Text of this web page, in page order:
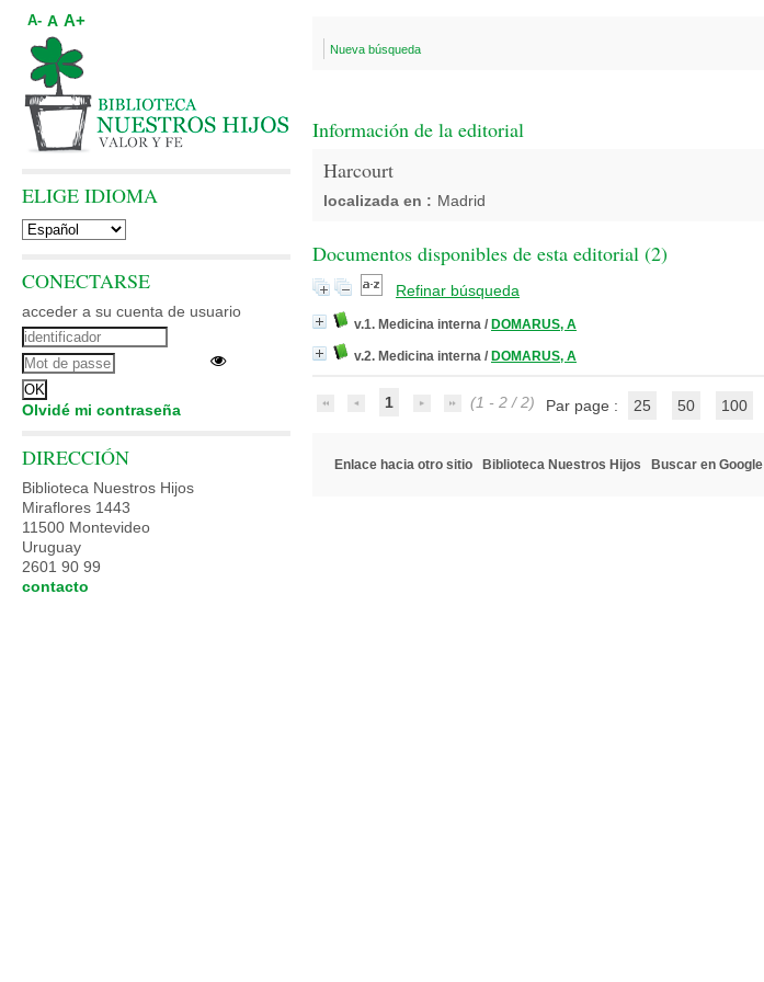
Nueva búsqueda
Información de la editorial
Harcourt
localizada en : Madrid
Documentos disponibles de esta editorial (2)
Refinar búsqueda
v.1. Medicina interna / DOMARUS, A
v.2. Medicina interna / DOMARUS, A
1 (1 - 2 / 2) Par page : 25 50 100
Enlace hacia otro sitio Biblioteca Nuestros Hijos Buscar en Google
A- A A+
ELIGE IDIOMA
CONECTARSE
acceder a su cuenta de usuario
Olvidé mi contraseña
DIRECCIÓN
Biblioteca Nuestros Hijos
Miraflores 1443
11500 Montevideo
Uruguay
2601 90 99
contacto